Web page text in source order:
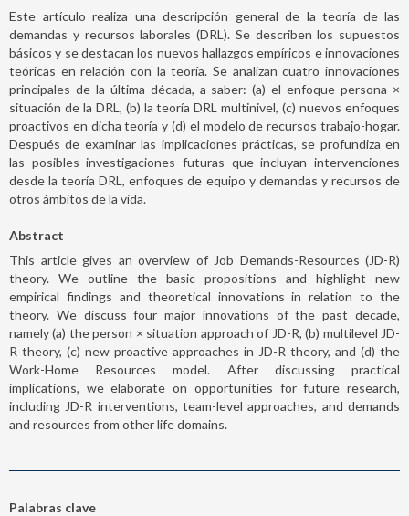
Este artículo realiza una descripción general de la teoría de las
demandas y recursos laborales (DRL). Se describen los supuestos
básicos y se destacan los nuevos hallazgos empíricos e innovaciones
teóricas en relación con la teoría. Se analizan cuatro innovaciones
principales de la última década, a saber: (a) el enfoque persona ×
situación de la DRL, (b) la teoría DRL multinivel, (c) nuevos enfoques
proactivos en dicha teoría y (d) el modelo de recursos trabajo-hogar.
Después de examinar las implicaciones prácticas, se profundiza en
las posibles investigaciones futuras que incluyan intervenciones
desde la teoría DRL, enfoques de equipo y demandas y recursos de
otros ámbitos de la vida.
Abstract
This article gives an overview of Job Demands-Resources (JD-R)
theory. We outline the basic propositions and highlight new
empirical findings and theoretical innovations in relation to the
theory. We discuss four major innovations of the past decade,
namely (a) the person × situation approach of JD-R, (b) multilevel JD-
R theory, (c) new proactive approaches in JD-R theory, and (d) the
Work-Home Resources model. After discussing practical
implications, we elaborate on opportunities for future research,
including JD-R interventions, team-level approaches, and demands
and resources from other life domains.
Palabras clave